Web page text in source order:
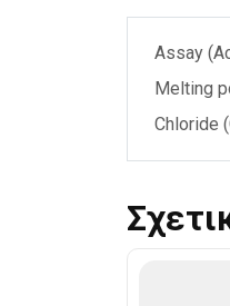
Assay
Melting
Chloride